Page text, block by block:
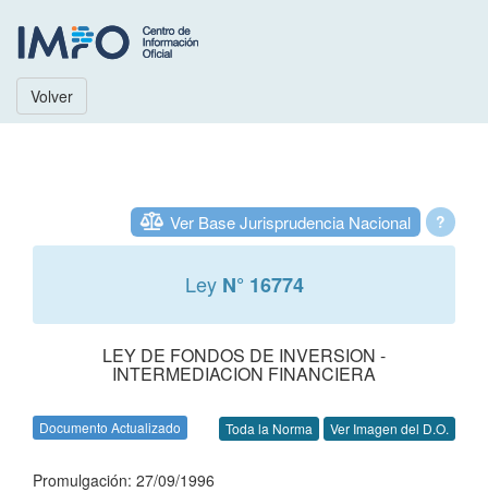
Volver
?
Ver Base Jurisprudencia Nacional
Ley N° 16774
LEY DE FONDOS DE INVERSION -
INTERMEDIACION FINANCIERA
Documento Actualizado Toda la Norma Ver Imagen del D.O.
Promulgación: 27/09/1996